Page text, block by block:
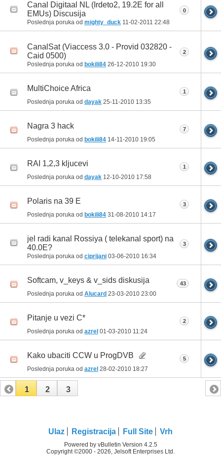
Canal Digitaal NL (Irdeto2, 19.2E for all
EMUs) Discusija
Poslednja poruka od mighty_duck 11-02-2011 22:48
0
CanalSat (Viaccess 3.0 - Provid 032820 -
Caid 0500)
Poslednja poruka od bokili84 26-12-2010 19:30
2
MultiChoice Africa
Poslednja poruka od dayak 25-11-2010 13:35
1
Nagra 3 hack
Poslednja poruka od bokili84 14-11-2010 19:05
7
RAI 1,2,3 kljucevi
Poslednja poruka od dayak 12-10-2010 17:58
1
Polaris na 39 E
Poslednja poruka od bokili84 31-08-2010 14:17
3
jel radi kanal Rossiya ( telekanal sport) na
40.0E?
Poslednja poruka od ciprijani 03-06-2010 16:34
3
Softcam, v_keys & v_sids diskusija
Poslednja poruka od Alucard 23-03-2010 23:00
43
Pitanje u vezi C*
Poslednja poruka od azrel 01-03-2010 11:24
2
Kako ubaciti CCW u ProgDVB
Poslednja poruka od azrel 28-02-2010 18:27
5
1 2 3
Ulaz Registracija Full Site Vrh
Powered by vBulletin Version 4.2.5
Copyright ©2000 - 2026, Jelsoft Enterprises Ltd.